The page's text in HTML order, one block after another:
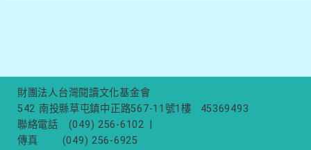
財團法人台灣閱讀文化基金會
542 南投縣草屯鎮中正路567-11號1樓
45369493
聯絡電話
(049) 256-6102
傳真
(049) 256-6925